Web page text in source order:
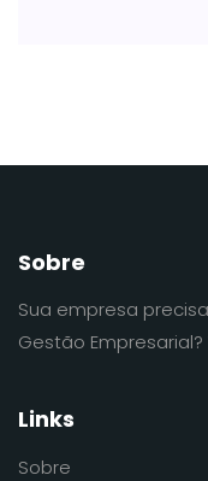
Sobre
Sua empresa
Gestão
Links
Sobre